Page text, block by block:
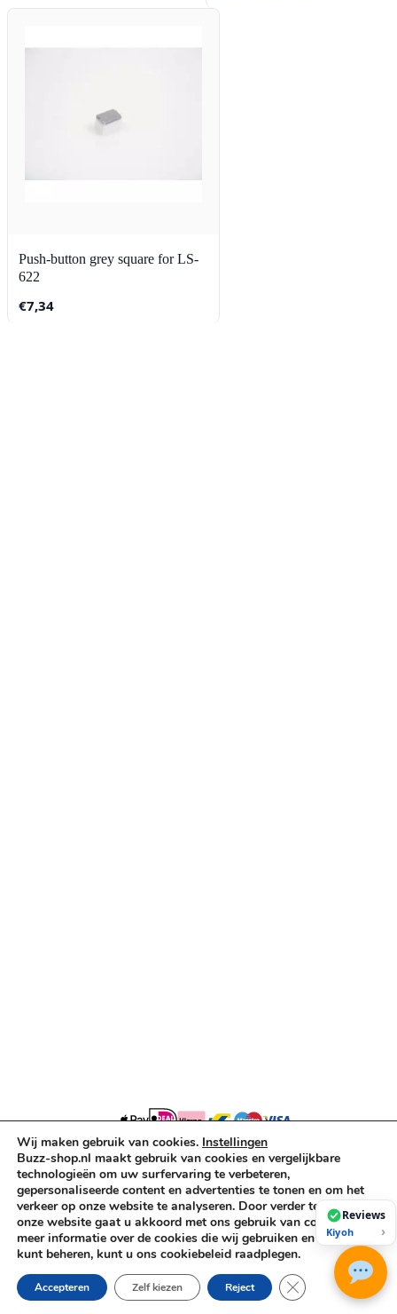
Push-button grey square for LS-
622
€7,34
Copyright © 2026 Buzz-Shop.nl. Alle rechten voorbehouden.
Wij maken gebruik van cookies. Instellingen
Buzz-shop.nl maakt gebruik van cookies en vergelijkbare
technologieën om uw surfervaring te verbeteren,
gepersonaliseerde content en advertenties te tonen en om het
verkeer op onze website te analyseren. Door verder te gaan op
onze website gaat u akkoord met ons gebruik van cookies. Voor
meer informatie over de cookies die wij gebruiken en hoe u deze
kunt beheren, kunt u ons cookiebeleid raadplegen.
Accepteren Reject
Zelf kiezen Sluit AVG/GDPR
Reviews
Kiyoh ›